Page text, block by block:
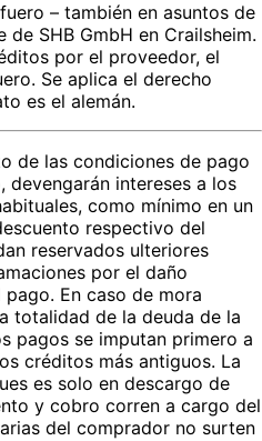
– también en asuntos de
de SHB GmbH en Crailsheim.
por el proveedor, el
Se aplica el derecho
es el alemán.
de las condiciones de pago
intereses a los
como mínimo en un
respectivo del
reservados ulteriores
por el daño
En caso de mora
totalidad de la deuda de la
pagos se imputan primero a
créditos más antiguos. La
es solo en descargo de
y cobro corren a cargo del
del comprador no surten